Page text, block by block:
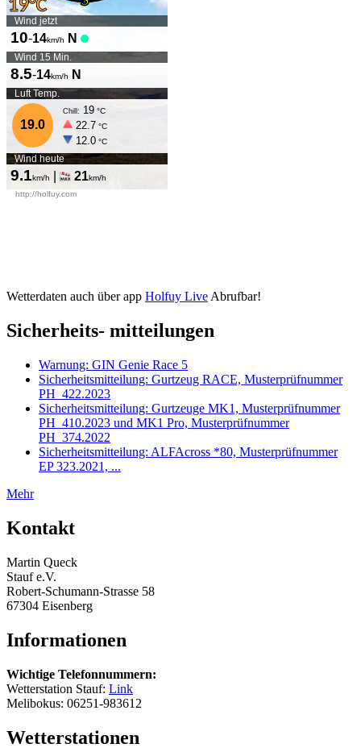
Wetterdaten auch über app Holfuy Live Abrufbar!
Sicherheits- mitteilungen
Warnung: GIN Genie Race 5
Sicherheitsmitteilung: Gurtzeug RACE, Musterprüfnummer
PH_422.2023
Sicherheitsmitteilung: Gurtzeuge MK1, Musterprüfnummer
PH_410.2023 und MK1 Pro, Musterprüfnummer
PH_374.2022
Sicherheitsmitteilung: ALFAcross *80, Musterprüfnummer
EP 323.2021, ...
Mehr
Kontakt
Martin Queck
Stauf e.V.
Robert-Schumann-Strasse 58
67304 Eisenberg
Informationen
Wichtige Telefonnummern:
Wetterstation Stauf: Link
Melibokus: 06251-983612
Wetterstationen